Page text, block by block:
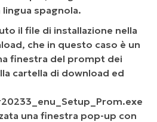
lingua spagnola.
il file di installazione nella
che in questo caso è un
finestra del prompt dei
cartella di download ed
una finestra pop-up con